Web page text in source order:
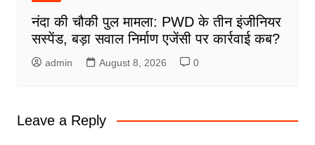
नंदा की चौकी पुल मामला: PWD के तीन इंजीनियर
सस्पेंड, बड़ा सवाल निर्माण एजेंसी पर कार्रवाई कब?
admin August 8, 2026 0
Leave a Reply